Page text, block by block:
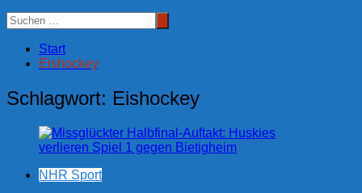
Start
Eishockey
Schlagwort: Eishockey
NHR Sport